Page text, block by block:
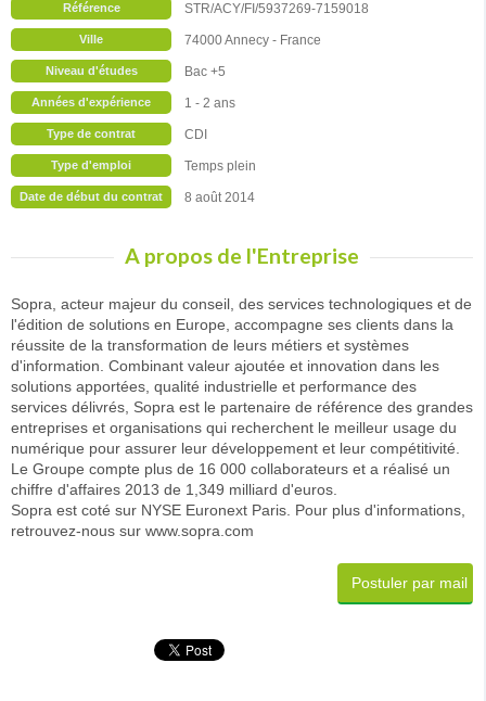
Référence STR/ACY/FI/5937269-7159018
Ville 74000 Annecy - France
Niveau d'études Bac +5
Années d'expérience 1 - 2 ans
Type de contrat CDI
Type d'emploi Temps plein
Date de début du contrat 8 août 2014
A propos de l'Entreprise
Sopra, acteur majeur du conseil, des services technologiques et de
l'édition de solutions en Europe, accompagne ses clients dans la
réussite de la transformation de leurs métiers et systèmes
d'information. Combinant valeur ajoutée et innovation dans les
solutions apportées, qualité industrielle et performance des
services délivrés, Sopra est le partenaire de référence des grandes
entreprises et organisations qui recherchent le meilleur usage du
numérique pour assurer leur développement et leur compétitivité.
Le Groupe compte plus de 16 000 collaborateurs et a réalisé un
chiffre d'affaires 2013 de 1,349 milliard d'euros.
Sopra est coté sur NYSE Euronext Paris. Pour plus d'informations,
retrouvez-nous sur www.sopra.com
Postuler par mail